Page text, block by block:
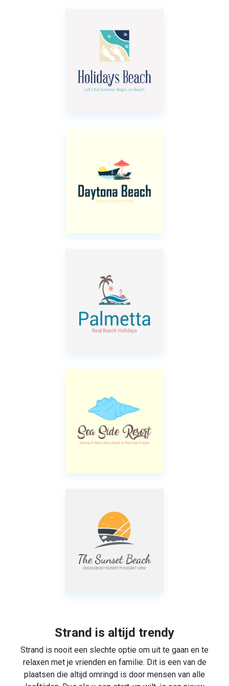
Strand is altijd trendy
Strand is nooit een slechte optie om uit te gaan en te
relaxen met je vrienden en familie. Dit is een van de
plaatsen die altijd omringd is door mensen van alle